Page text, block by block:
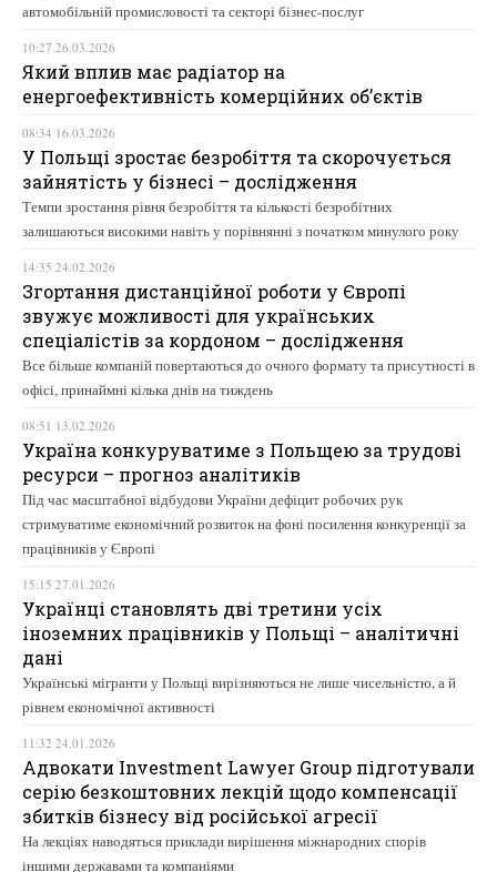
автомобільній промисловості та секторі бізнес-послуг
10:27 26.03.2026
Який вплив має радіатор на
енергоефективність комерційних об’єктів
08:34 16.03.2026
У Польщі зростає безробіття та скорочується
зайнятість у бізнесі – дослідження
Темпи зростання рівня безробіття та кількості безробітних
залишаються високими навіть у порівнянні з початком минулого року
14:35 24.02.2026
Згортання дистанційної роботи у Європі
звужує можливості для українських
спеціалістів за кордоном – дослідження
Все більше компаній повертаються до очного формату та присутності в
офісі, принаймні кілька днів на тиждень
08:51 13.02.2026
Україна конкуруватиме з Польщею за трудові
ресурси – прогноз аналітиків
Під час масштабної відбудови України дефіцит робочих рук
стримуватиме економічний розвиток на фоні посилення конкуренції за
працівників у Європі
15:15 27.01.2026
Українці становлять дві третини усіх
іноземних працівників у Польщі – аналітичні
дані
Українські мігранти у Польщі вирізняються не лише чисельністю, а й
рівнем економічної активності
11:32 24.01.2026
Адвокати Investment Lawyer Group підготували
серію безкоштовних лекцій щодо компенсації
збитків бізнесу від російської агресії
На лекціях наводяться приклади вирішення міжнародних спорів
іншими державами та компаніями